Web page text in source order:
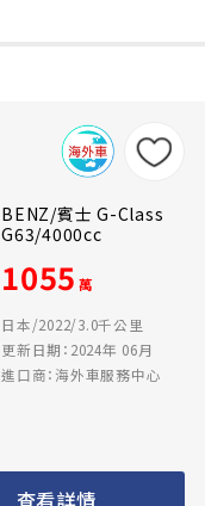
BENZ/賓士 G-Class
G63/4000cc
1055 萬
日本/2022/3.0千公里
更新日期：2024年 06月
進口商：海外車服務中心
查看詳情